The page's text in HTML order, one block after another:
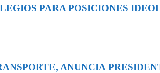
PARA POSICIONES
ANUNCIA